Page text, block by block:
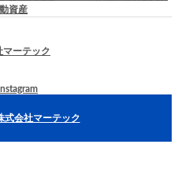
Instagram
式会社マーテック